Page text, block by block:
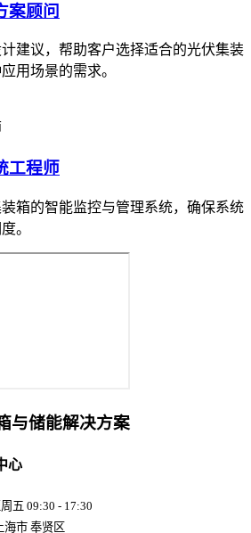
案顾问
建议，帮助客户选择适合的光伏集装
用场景的需求。
工程师
箱的智能监控与管理系统，确保系统
。
与储能解决方案
心
五 09:30 - 17:30
海市 奉贤区